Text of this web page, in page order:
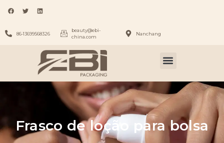
86-13699568326
beauty@ebi-
china.com
Nanchang
Frasco de loção para bolsa